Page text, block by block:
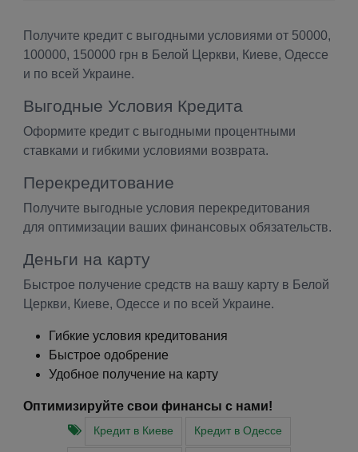
Получите кредит с выгодными условиями от 50000,
100000, 150000 грн в Белой Церкви, Киеве, Одессе
и по всей Украине.
Выгодные Условия Кредита
Оформите кредит с выгодными процентными
ставками и гибкими условиями возврата.
Перекредитование
Получите выгодные условия перекредитования
для оптимизации ваших финансовых обязательств.
Деньги на карту
Быстрое получение средств на вашу карту в Белой
Церкви, Киеве, Одессе и по всей Украине.
Гибкие условия кредитования
Быстрое одобрение
Удобное получение на карту
Оптимизируйте свои финансы с нами!
Кредит в Киеве Кредит в Одессе